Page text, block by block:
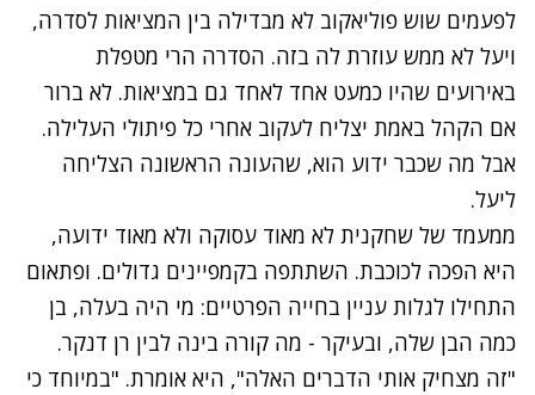
לפעמים שוש פוליאקוב לא מבדילה בין המציאות לסדרה,
ויעל לא ממש עוזרת לה בזה. הסדרה הרי מטפלת
באירועים שהיו כמעט אחד לאחד גם במציאות. לא ברור
אם הקהל באמת יצליח לעקוב אחרי כל פיתולי העלילה.
אבל מה שכבר ידוע הוא, שהעונה הראשונה הצליחה
ליעל.
ממעמד של שחקנית לא מאוד עסוקה ולא מאוד ידועה,
היא הפכה לכוכבת. השתתפה בקמפיינים גדולים. ופתאום
התחילו לגלות עניין בחייה הפרטיים: מי היה בעלה, בן
כמה הבן שלה, ובעיקר - מה קורה בינה לבין רן דנקר.
"זה מצחיק אותי הדברים האלה", היא אומרת. "במיוחד כי